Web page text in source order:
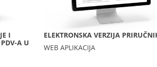
I
A U
ELEKTRONSKA VERZIJA
WEB APLIKACIJA